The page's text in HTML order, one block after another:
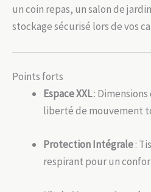
un coin repas, un salon de
stockage sécurisé lors de vos
Points forts
Espace XXL: Dimensions
liberté de mouvement
Protection Intégrale:
respirant pour un